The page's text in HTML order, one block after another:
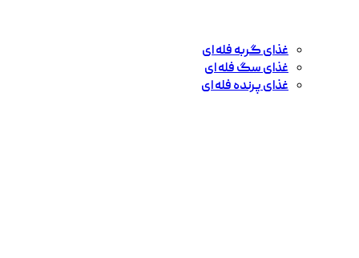
غذای گربه فله ای
غذای سگ فله ای
غذای پرنده فله ای